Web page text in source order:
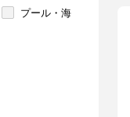
プール・海